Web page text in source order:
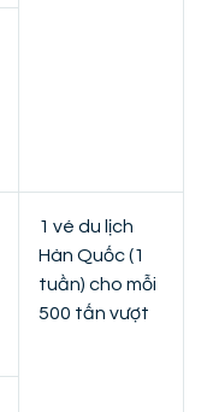
1 vé du lịch
Hàn Quốc (1
tuần) cho mỗi
500 tấn vượt